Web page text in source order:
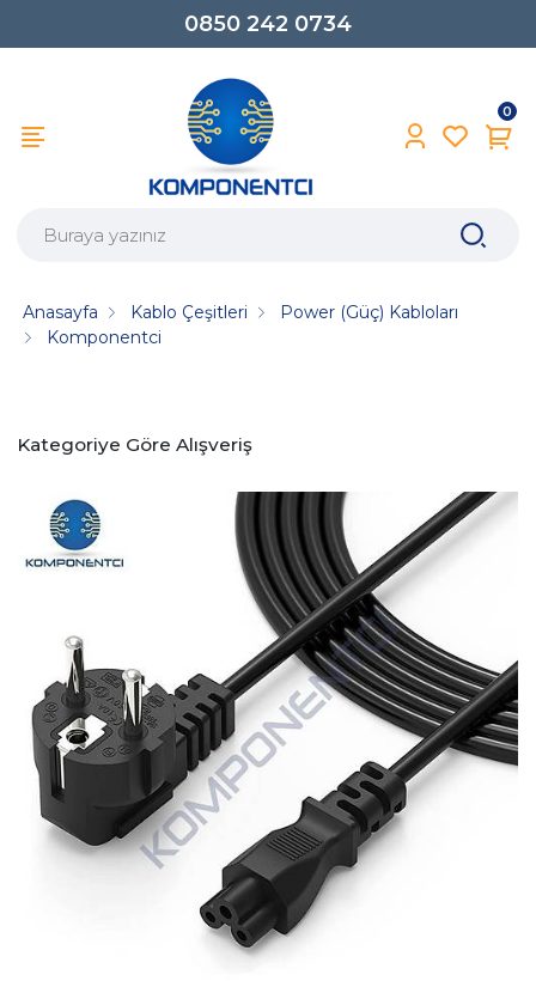
0850 242 0734
0
Anasayfa Kablo Çeşitleri
Power (Güç) Kabloları
Komponentci
Kategoriye Göre Alışveriş